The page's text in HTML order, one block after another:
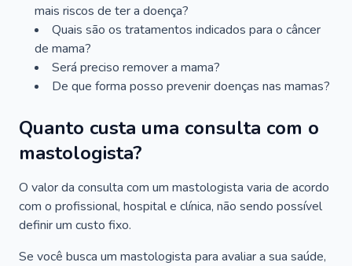
mais riscos de ter a doença?
Quais são os tratamentos indicados para o câncer
de mama?
Será preciso remover a mama?
De que forma posso prevenir doenças nas mamas?
Quanto custa uma consulta com o
mastologista?
O valor da consulta com um mastologista varia de acordo
com o profissional, hospital e clínica, não sendo possível
definir um custo fixo.
Se você busca um mastologista para avaliar a sua saúde,